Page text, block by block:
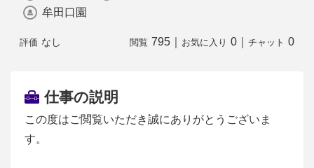
牟田口園
評価 なし 閲覧 795 お気に入り 0 チャット 0
仕事の説明
この度はご閲覧いただき誠にありがとうございま
す。